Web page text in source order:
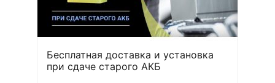
Бесплатная доставка и установка
при сдаче старого АКБ